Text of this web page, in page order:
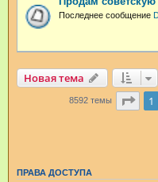
Последнее сообщение
Новая тема
8592 темы 1
ПРАВА ДОСТУПА